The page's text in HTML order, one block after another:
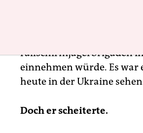
Pawel Gratschow, der
Fallschirmjägerbrigaden
einnehmen würde. Es
heute in der Ukraine
Doch er scheiterte.